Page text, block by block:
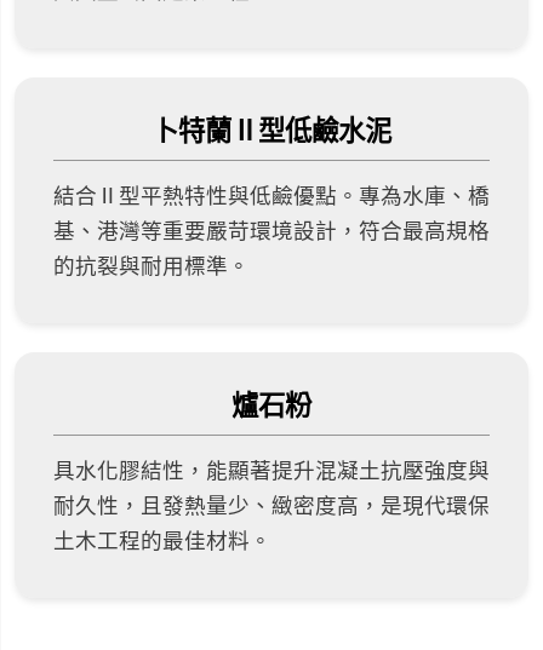
卜特蘭Ⅱ型低鹼水泥
結合Ⅱ型平熱特性與低鹼優點。專為水庫、橋
基、港灣等重要嚴苛環境設計，符合最高規格
的抗裂與耐用標準。
爐石粉
具水化膠結性，能顯著提升混凝土抗壓強度與
耐久性，且發熱量少、緻密度高，是現代環保
土木工程的最佳材料。